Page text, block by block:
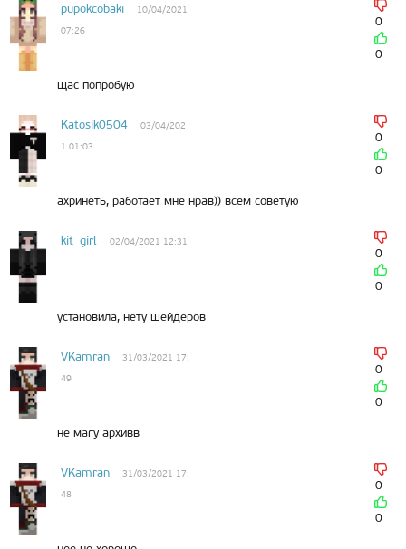
pupokcobaki
10/04/2021
07:26
0
0
щас попробую
Katosik0504
03/04/202
1 01:03
0
0
ахринеть, работает мне нрав)) всем советую
kit_girl 02/04/2021 12:31
0
0
установила, нету шейдеров
VKamran
31/03/2021 17:
49
0
0
не магу архивв
VKamran
31/03/2021 17:
48
0
0